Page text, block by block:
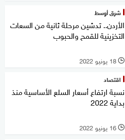
شرق أوسط
الأردن.. تدشين مرحلة ثانية من السعات
التخزينية للقمح والحبوب
l 18 يونيو 2022
اقتصاد
نسبة ارتفاع أسعار السلع الأساسية منذ
بداية 2022
l 16 يونيو 2022